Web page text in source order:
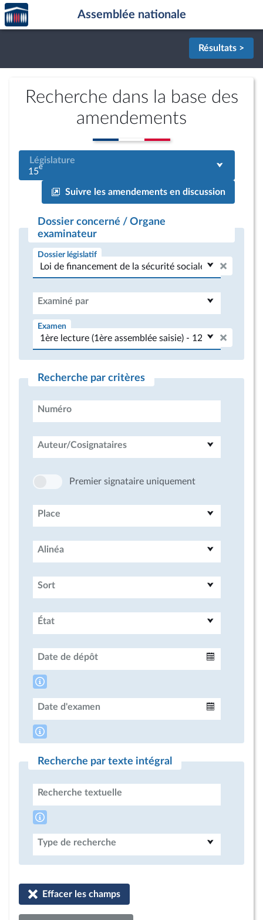
Aller au contenu
Aller en bas de la page
Accèder
à la
page
Assemblée nationale
Résultats >
Recherche dans la base des
amendements
Législature
15e
Suivre les amendements en discussion
Dossier concerné / Organe
examinateur
Dossier législatif
Examiné par
Examen
Recherche par critères
Numéro
Auteur/Cosignataires
Premier signataire uniquement
Place
Alinéa
Sort
État
Date de dépôt
Date d'examen
Recherche par texte intégral
Recherche textuelle
Type de recherche
Effacer les champs